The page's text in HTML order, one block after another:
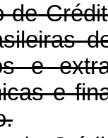
de
e
e